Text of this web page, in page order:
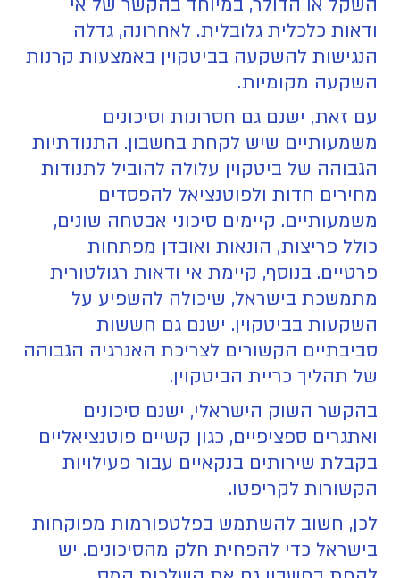
ודאות כלכלית גלובלית. לאחרונה, גדלה
הנגישות להשקעה בביטקוין באמצעות קרנות
השקעה מקומיות.
עם זאת, ישנם גם חסרונות וסיכונים
משמעותיים שיש לקחת בחשבון. התנודתיות
הגבוהה של ביטקוין עלולה להוביל לתנודות
מחירים חדות ולפוטנציאל להפסדים
משמעותיים. קיימים סיכוני אבטחה שונים,
כולל פריצות, הונאות ואובדן מפתחות
פרטיים. בנוסף, קיימת אי ודאות רגולטורית
מתמשכת בישראל, שיכולה להשפיע על
השקעות בביטקוין. ישנם גם חששות
סביבתיים הקשורים לצריכת האנרגיה הגבוהה
של תהליך כריית הביטקוין.
בהקשר השוק הישראלי, ישנם סיכונים
ואתגרים ספציפיים, כגון קשיים פוטנציאליים
בקבלת שירותים בנקאיים עבור פעילויות
הקשורות לקריפטו.
לכן, חשוב להשתמש בפלטפורמות מפוקחות
בישראל כדי להפחית חלק מהסיכונים. יש